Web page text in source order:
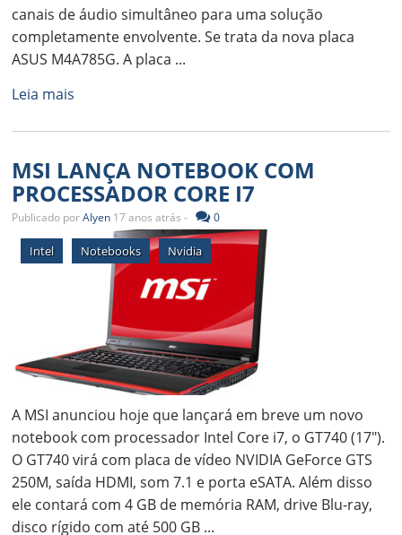
canais de áudio simultâneo para uma solução
completamente envolvente. Se trata da nova placa
ASUS M4A785G. A placa ...
Leia mais
MSI LANÇA NOTEBOOK COM
PROCESSADOR CORE I7
Publicado porAlyen 17 anos atrás - 0
Intel Notebooks Nvidia
A MSI anunciou hoje que lançará em breve um novo
notebook com processador Intel Core i7, o GT740 (17").
O GT740 virá com placa de vídeo NVIDIA GeForce GTS
250M, saída HDMI, som 7.1 e porta eSATA. Além disso
ele contará com 4 GB de memória RAM, drive Blu-ray,
disco rígido com até 500 GB ...